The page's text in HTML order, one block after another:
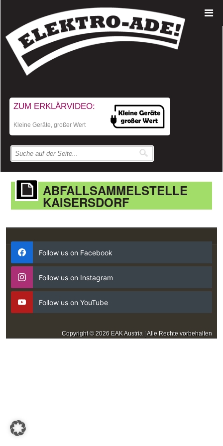
ZUM ERKLÄRVIDEO:
Kleine Geräte, großer Wert
ABFALLSAMMELSTELLE
KAISERSDORF
Follow us on Facebook
Follow us on Instagram
Follow us on YouTube
Copyright © 2026 EAK Austria | Alle Rechte vorbehalten